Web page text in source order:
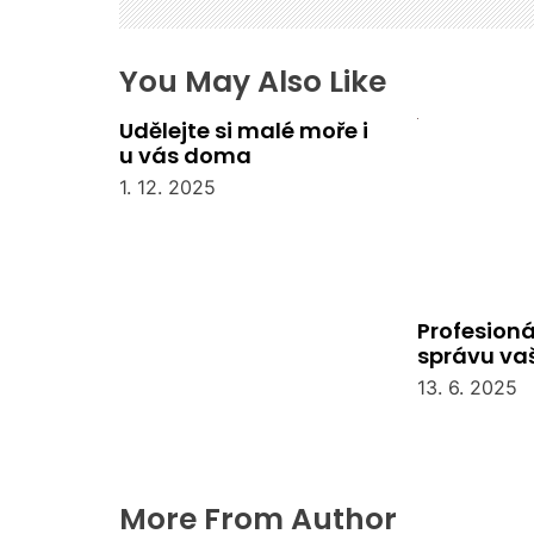
ř
s
ě
v
e
You May Also Like
Udělejte si malé moře i
u vás doma
1. 12. 2025
správu
13. 6. 2025
More From Author